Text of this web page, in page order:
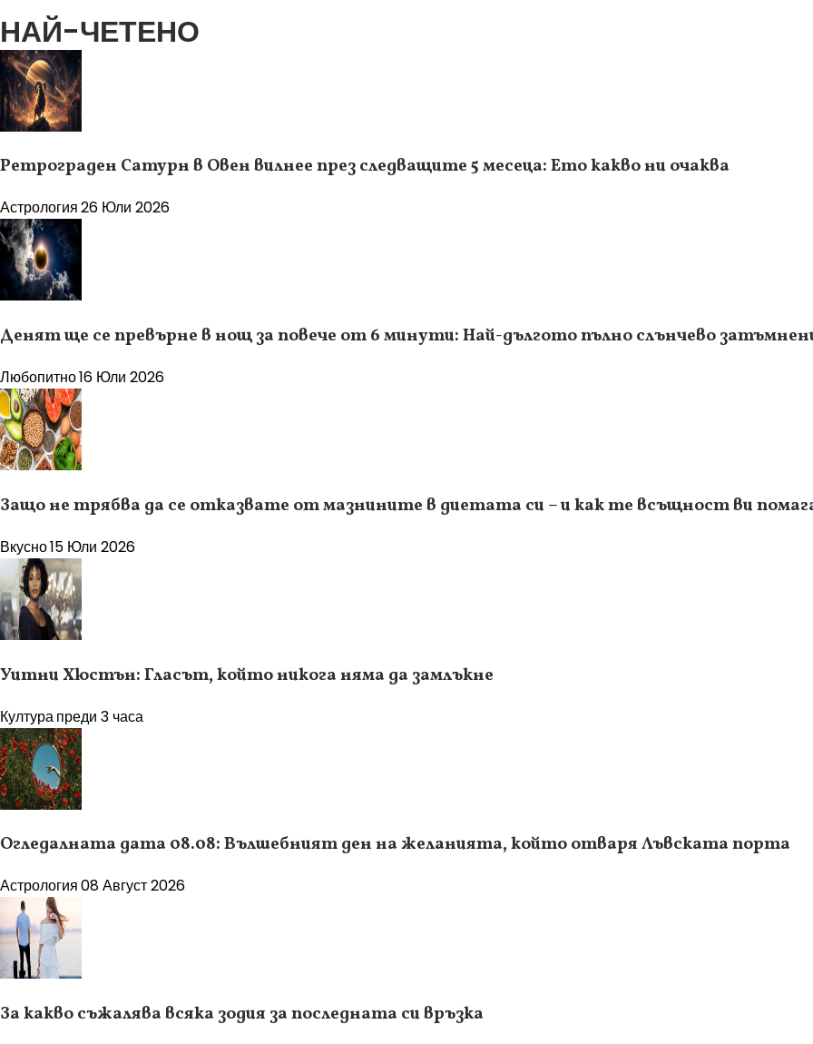
НАЙ-ЧЕТЕНО
Ретрограден Сатурн в Овен вилнее през следващите 5 месеца: Ето какво ни очаква
Астрология26 Юли 2026
Денят ще се превърне в нощ за повече от 6 минути: Най-дългото пълно слънчево
Любопитно16 Юли 2026
Защо не трябва да се отказвате от мазнините в диетата си – и как те всъщност ви
Вкусно15 Юли 2026
Уитни Хюстън: Гласът, който никога няма да замлъкне
Културапреди 3 часа
Огледалната дата 08.08: Вълшебният ден на желанията, който отваря Лъвската порта
Астрология08 Август 2026
За какво съжалява всяка зодия за последната си връзка